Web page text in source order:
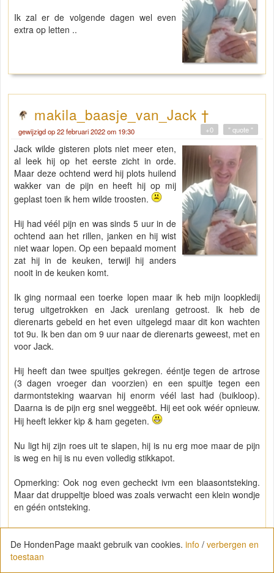
Ik zal er de volgende dagen wel even
extra op letten ..
makila_baasje_van_Jack †
gewijzigd op 22 februari 2022 om 19:30 " quote "
+0
Jack wilde gisteren plots niet meer eten,
al leek hij op het eerste zicht in orde.
Maar deze ochtend werd hij plots huilend
wakker van de pijn en heeft hij op mij
geplast toen ik hem wilde troosten.
Hij had véél pijn en was sinds 5 uur in de
ochtend aan het rillen, janken en hij wist
niet waar lopen. Op een bepaald moment
zat hij in de keuken, terwijl hij anders
nooit in de keuken komt.
Ik ging normaal een toerke lopen maar ik heb mijn loopkledij
terug uitgetrokken en Jack urenlang getroost. Ik heb de
dierenarts gebeld en het even uitgelegd maar dit kon wachten
tot 9u. Ik ben dan om 9 uur naar de dierenarts geweest, met en
voor Jack.
Hij heeft dan twee spuitjes gekregen. ééntje tegen de artrose
(3 dagen vroeger dan voorzien) en een spuitje tegen een
darmontsteking waarvan hij enorm véél last had (buikloop).
Daarna is de pijn erg snel weggeëbt. Hij eet ook wéér opnieuw.
Hij heeft lekker kip & ham gegeten.
Nu ligt hij zijn roes uit te slapen, hij is nu erg moe maar de pijn
is weg en hij is nu even volledig stikkapot.
Opmerking: Ook nog even gecheckt ivm een blaasontsteking.
Maar dat druppeltje bloed was zoals verwacht een klein wondje
en géén ontsteking.
De HondenPage maakt gebruik van cookies. info / verbergen en
toestaan